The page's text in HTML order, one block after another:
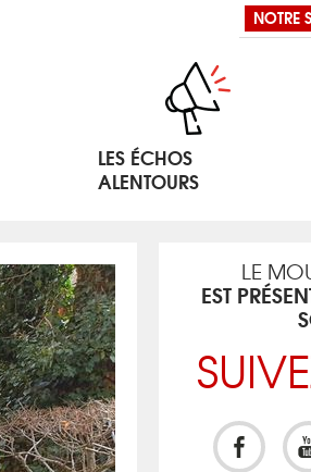
NOTRE
LES ÉCHOS
ALENTOURS
LE
EST